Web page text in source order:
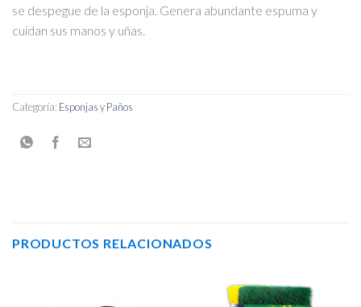
se despegue de la esponja. Genera abundante espuma y
cuidan sus manos y uñas.
Categoría: Esponjas y Paños
PRODUCTOS RELACIONADOS